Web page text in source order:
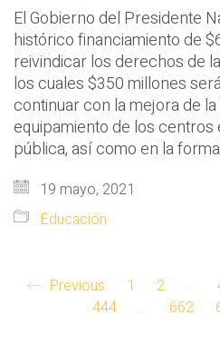
El Gobierno del Presidente
histórico financiamiento de
reivindicar los derechos de
los cuales $350 millones
continuar con la mejora de
equipamiento de los centros
pública, así como en la
19 mayo, 2021
Educación
Previous 1 2 …
444
… 662